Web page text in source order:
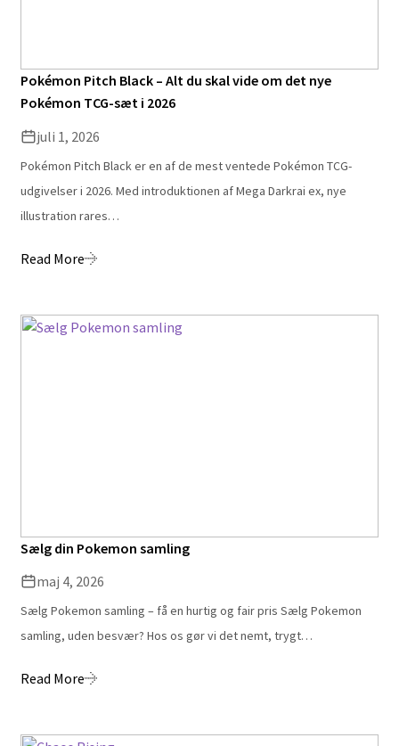
Pokémon Pitch Black – Alt du skal vide om det nye
Pokémon TCG-sæt i 2026
juli 1, 2026
Pokémon Pitch Black er en af de mest ventede Pokémon TCG-
udgivelser i 2026. Med introduktionen af Mega Darkrai ex, nye
illustration rares…
Read More
Sælg din Pokemon samling
maj 4, 2026
Sælg Pokemon samling – få en hurtig og fair pris Sælg Pokemon
samling, uden besvær? Hos os gør vi det nemt, trygt…
Read More